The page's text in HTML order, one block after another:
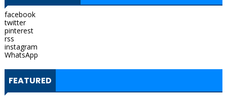
facebook
twitter
pinterest
rss
instagram
WhatsApp
FEATURED